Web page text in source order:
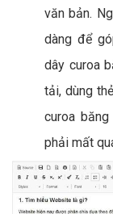
văn bản.
dàng để
dây curoa
tải, dùng
curoa
phải mất